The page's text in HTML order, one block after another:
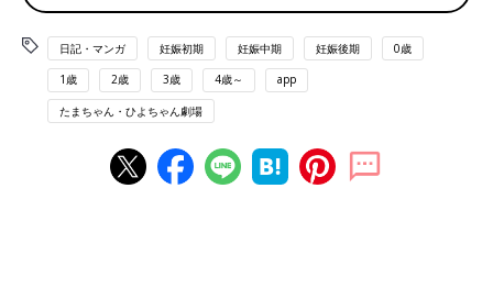
日記・マンガ 妊娠初期 妊娠中期 妊娠後期 0歳
1歳 2歳 3歳 4歳～ app
たまちゃん・ひよちゃん劇場